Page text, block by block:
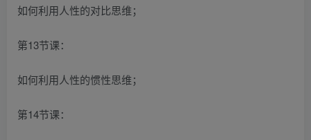
如何利用人性的对比思维；
第13节课：
如何利用人性的惯性思维；
第14节课：